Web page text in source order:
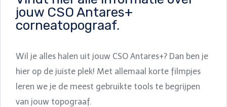
jouw CSO Antares+
corneatopograaf.
Wil je alles halen uit jouw CSO Antares+? Dan ben je
hier op de juiste plek! Met allemaal korte filmpjes
leren we je de meest gebruikte tools te begrijpen
van jouw topograaf.